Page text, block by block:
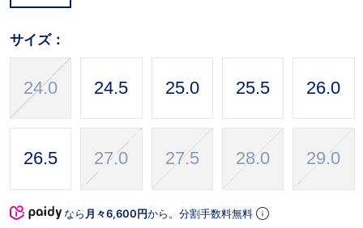
サイズ：
24.0 24.5 25.0 25.5 26.0
26.5 27.0 27.5 28.0 29.0
なら 月々6,600円から。分割手数料無料